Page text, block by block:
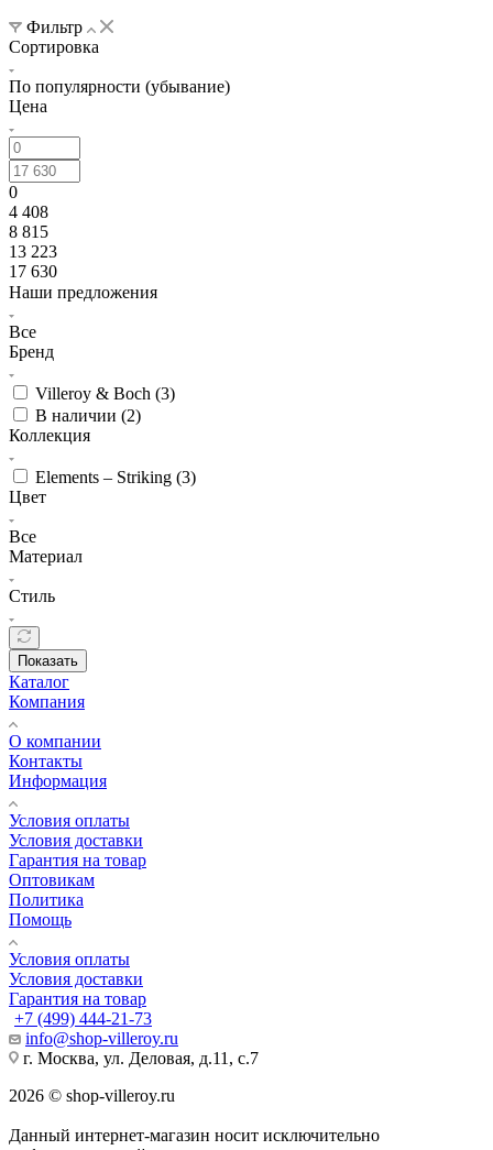
Фильтр
Сортировка
По популярности (убывание)
Цена
0
4 408
8 815
13 223
17 630
Наши предложения
Все
Бренд
Villeroy & Boch (3)
В наличии (2)
Коллекция
Elements – Striking (3)
Цвет
Все
Материал
Стиль
Показать
Каталог
Компания
О компании
Контакты
Информация
Условия оплаты
Условия доставки
Гарантия на товар
Оптовикам
Политика
Помощь
Условия оплаты
Условия доставки
Гарантия на товар
+7 (499) 444-21-73
info@shop-villeroy.ru
г. Москва, ул. Деловая, д.11, с.7
2026 © shop-villeroy.ru
Данный интернет-магазин носит исключительно